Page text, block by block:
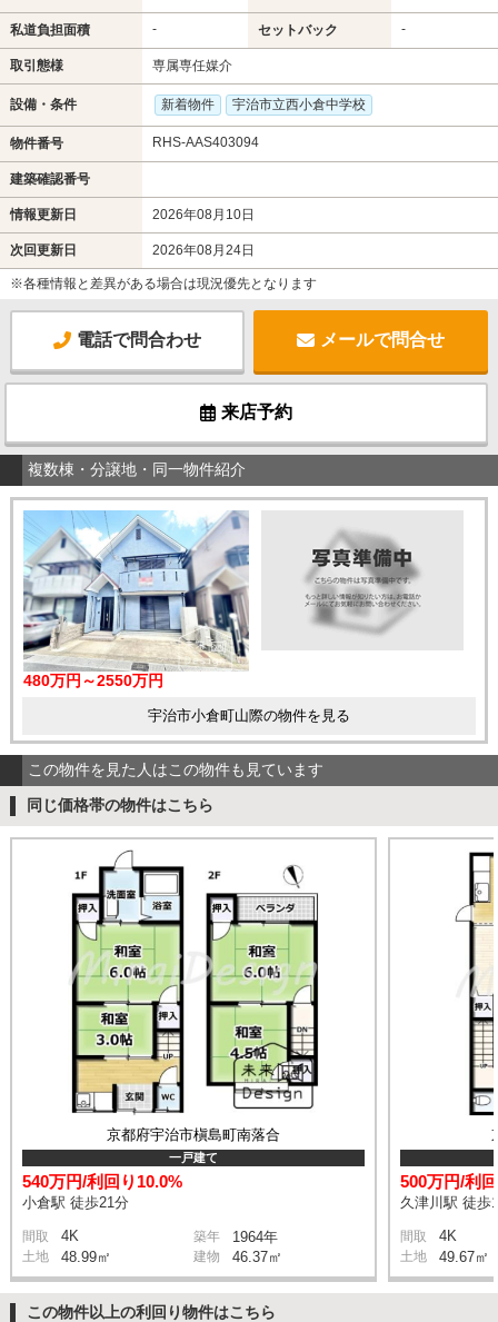
私道負担面積 - セットバック -
取引態様 専属専任媒介
設備・条件 新着物件 宇治市立西小倉中学校
物件番号 RHS-AAS403094
建築確認番号
情報更新日 2026年08月10日
次回更新日 2026年08月24日
※各種情報と差異がある場合は現況優先となります
電話で問合わせ メールで問合せ
来店予約
複数棟・分譲地・同一物件紹介
480万円～2550万円
宇治市小倉町山際の物件を見る
この物件を見た人はこの物件も見ています
同じ価格帯の物件はこちら
京都府宇治市槇島町南落合
一戸建て
540万円/利回り10.0%
小倉駅 徒歩21分
間取 4K 築年 1964年
土地 48.99㎡ 建物 46.37㎡
500万円/利
久津川駅 徒歩
間取 4K
土地 49.67㎡
この物件以上の利回り物件はこちら